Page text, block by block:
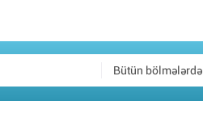
Bütün bölmələrdə